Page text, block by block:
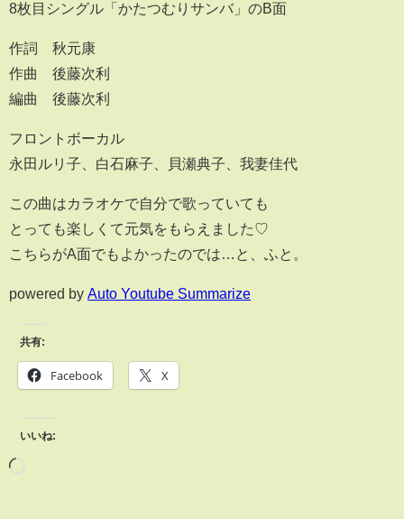
8枚目シングル「かたつむりサンバ」のB面
作詞 秋元康
作曲 後藤次利
編曲 後藤次利
フロントボーカル
永田ルリ子、白石麻子、貝瀬典子、我妻佳代
この曲はカラオケで自分で歌っていても
とっても楽しくて元気をもらえました♡
こちらがA面でもよかったのでは…と、ふと。
powered by Auto Youtube Summarize
共有:
Facebook X
いいね: